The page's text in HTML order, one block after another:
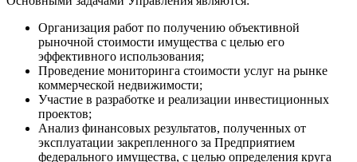
Организация работ по получению объективной
рыночной стоимости имущества с целью его
эффективного использования;
Проведение мониторинга стоимости услуг на рынке
коммерческой недвижимости;
Участие в разработке и реализации инвестиционных
проектов;
Анализ финансовых результатов, полученных от
эксплуатации закрепленного за Предприятием
федерального имущества, с целью определения круга